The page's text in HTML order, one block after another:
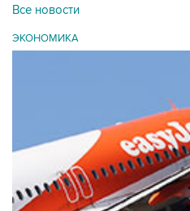
Все новости
ЭКОНОМИКА